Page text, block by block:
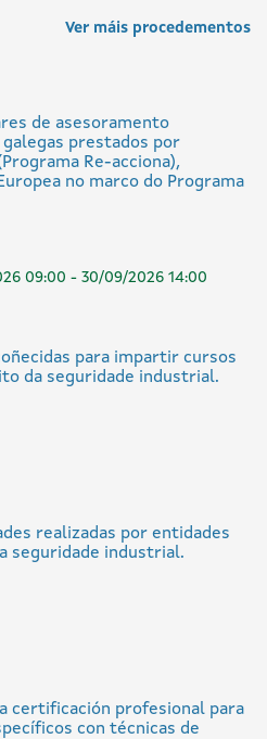
Ver máis procedementos
de asesoramento
prestados por
Re-acciona),
no marco do Programa
09:00 - 30/09/2026 14:00
para impartir cursos
da seguridade industrial.
realizadas por entidades
seguridade industrial.
certificación profesional para
con técnicas de